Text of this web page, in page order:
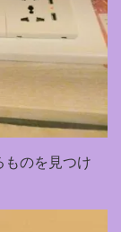
ものを見つけ